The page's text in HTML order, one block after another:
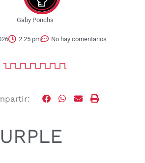
Gaby Ponchs
2:25 pm No hay comentarios